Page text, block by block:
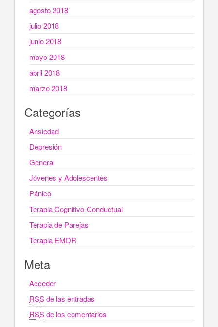
agosto 2018
julio 2018
junio 2018
mayo 2018
abril 2018
marzo 2018
Categorías
Ansiedad
Depresión
General
Jóvenes y Adolescentes
Pánico
Terapia Cognitivo-Conductual
Terapia de Parejas
Terapia EMDR
Meta
Acceder
RSSde las entradas
RSSde los comentarios